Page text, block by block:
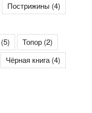
Пострижины (4)
(5) Топор (2)
Чёрная книга (4)